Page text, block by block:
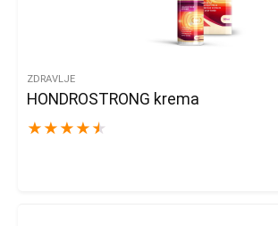
ZDRAVLJE
HONDROSTRONG krema
★ ★ ★ ★ ★